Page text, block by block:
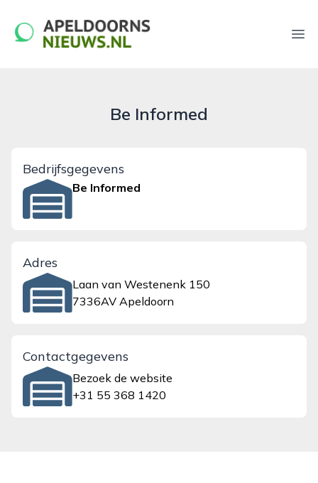
apeldoornsnieuws.nl
Be Informed
Bedrijfsgegevens
Be Informed
Adres
Laan van Westenenk 150
7336AV Apeldoorn
Contactgegevens
Bezoek de website
+31 55 368 1420